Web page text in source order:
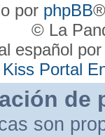
por phpBB
© La
español
Kiss Portal
de
son